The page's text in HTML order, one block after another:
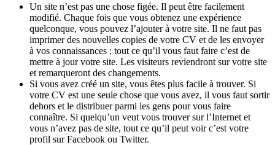
Un site n’est pas une chose figée. Il peut être facilement
modifié. Chaque fois que vous obtenez une expérience
quelconque, vous pouvez l’ajouter à votre site. Il ne faut pas
imprimer des nouvelles copies de votre CV et de les envoyer
à vos connaissances ; tout ce qu’il vous faut faire c’est de
mettre à jour votre site. Les visiteurs reviendront sur votre site
et remarqueront des changements.
Si vous avez créé un site, vous êtes plus facile à trouver. Si
votre CV est une seule chose que vous avez, il vous faut sortir
dehors et le distribuer parmi les gens pour vous faire
connaître. Si quelqu’un veut vous trouver sur l’Internet et
vous n’avez pas de site, tout ce qu’il peut voir c’est votre
profil sur Facebook ou Twitter.